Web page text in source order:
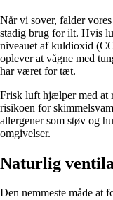
Når vi sover, falder
stadig brug for ilt. Hvis
niveauet af kuldioxid
oplever at vågne med
har været for tæt.
Frisk luft hjælper med at
risikoen for
allergener som støv og
omgivelser.
Naturlig
Den nemmeste måde at